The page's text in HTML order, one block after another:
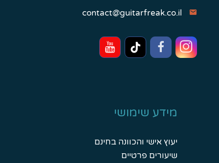
contact@guitarfreak.co.il
מידע שימושי
יעוץ אישי והכוונה בחינם
שיעורים פרטיים